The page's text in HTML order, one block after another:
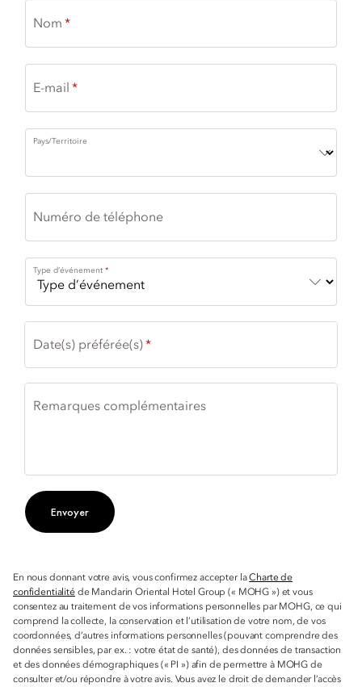
Nom
E-mail
Pays/Territoire
Numéro de téléphone
Type d’événement
Date(s) préférée(s)
Remarques complémentaires
Envoyer
En nous donnant votre avis, vous confirmez accepter laCharte de
confidentialitéde Mandarin Oriental Hotel Group (« MOHG ») et vous
consentez au traitement de vos informations personnelles par MOHG, ce qui
comprend la collecte, la conservation et l’utilisation de votre nom, de vos
coordonnées, d’autres informations personnelles (pouvant comprendre des
données sensibles, par ex. : votre état de santé), des données de transaction
et des données démographiques (« PI ») afin de permettre à MOHG de
consulter et/ou répondre à votre avis. Vous avez le droit de demander l’accès